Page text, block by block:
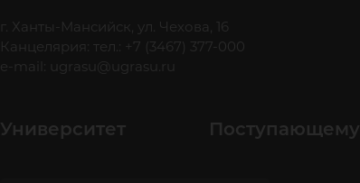
г. Ханты-Мансийск, ул. Чехова, 16
Канцелярия: тел.: +7 (3467) 377-000
e-mail:
ugrasu@ugrasu.ru
Университет Поступающему